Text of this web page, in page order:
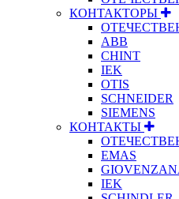
КОНТАКТОРЫ
ABB
CHINT
IEK
OTIS
SCHNEIDER
SIEMENS
КОНТАКТЫ
EMAS
IEK